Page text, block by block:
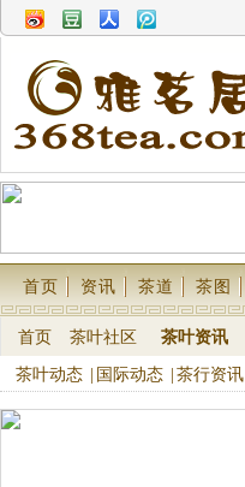
首页 资讯 茶道 茶图
首页 茶叶社区 茶叶资讯
茶叶动态 国际动态 茶行资讯